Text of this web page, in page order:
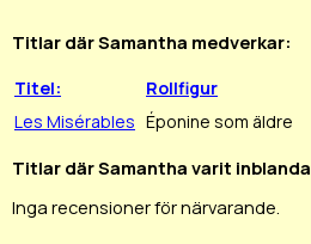
Titlar där Samantha medverkar:
Titel:
Rollfigur
Les Misérables Éponine som äldre
Titlar där Samantha varit
Inga recensioner för närvarande.